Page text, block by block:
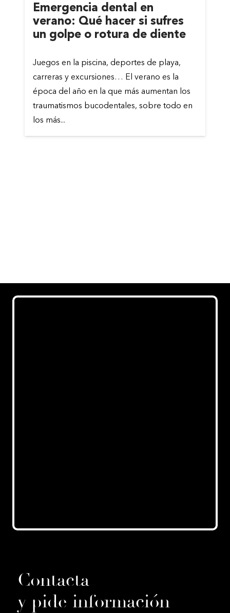
Emergencia dental en
verano: Qué hacer si sufres
un golpe o rotura de diente
Juegos en la piscina, deportes de playa,
carreras y excursiones… El verano es la
época del año en la que más aumentan los
traumatismos bucodentales, sobre todo en
los más...
Contacta
y pide información